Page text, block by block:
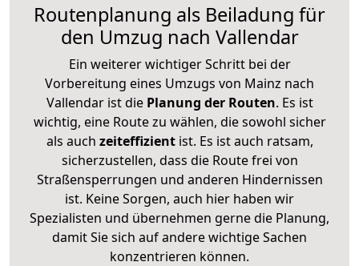
Routenplanung als Beiladung für
den Umzug nach Vallendar
Ein weiterer wichtiger Schritt bei der
Vorbereitung eines Umzugs von Mainz nach
Vallendar ist diePlanung der Routen. Es ist
wichtig, eine Route zu wählen, die sowohl sicher
als auch zeiteffizientist. Es ist auch ratsam,
sicherzustellen, dass die Route frei von
Straßensperrungen und anderen Hindernissen
ist. Keine Sorgen, auch hier haben wir
Spezialisten und übernehmen gerne die Planung,
damit Sie sich auf andere wichtige Sachen
konzentrieren können.